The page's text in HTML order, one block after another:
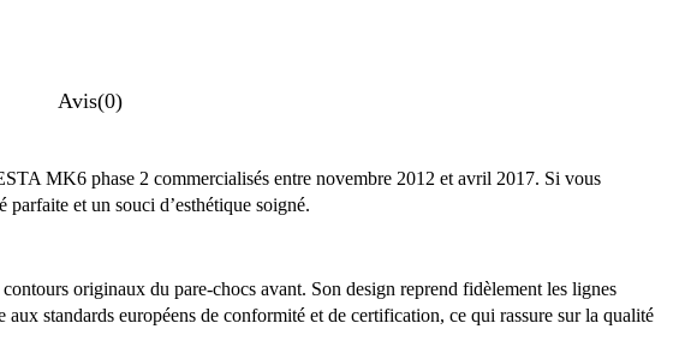
Avis(0)
MK6 phase 2 commercialisés entre novembre 2012 et avril 2017. Si vous
et un souci d’esthétique soigné.
originaux du pare-chocs avant. Son design reprend fidèlement les lignes
standards européens de conformité et de certification, ce qui rassure sur la qualité